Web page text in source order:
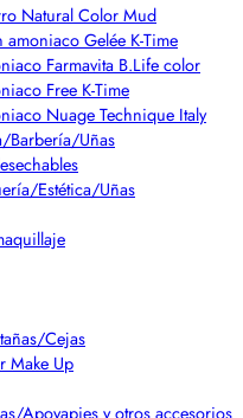
Natural Color Mud
Gelée K-Time
Farmavita B.Life color
Free K-Time
Nuage Technique Italy
Barbería/Uñas
Estética/Uñas
Cejas
Make Up
Apoyapies y otros accesorios